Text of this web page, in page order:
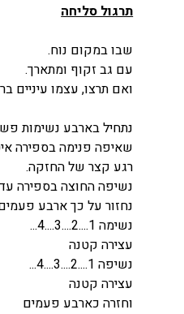
תרגול סליחה
שבו במקום נוח.
עם גב זקוף ומתארך.
ואם תרצו, עצמו עיניים
נתחיל בארבע נשימות
שאיפה פנימה בספירה
רגע קצר של החזקה.
נשיפה החוצה בספירה
נחזור על כך ארבע
נשימה 1....2....3....4...
עצירה קטנה
נשיפה 1....2....3....4...
עצירה קטנה
וחזרה כארבע פעמים